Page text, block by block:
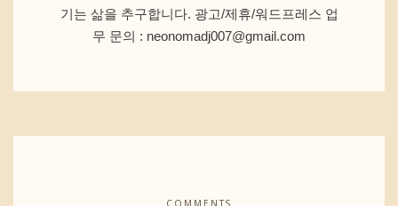
기는 삶을 추구합니다. 광고/제휴/워드프레스 업
무 문의 : neonomadj007@gmail.com
COMMENTS